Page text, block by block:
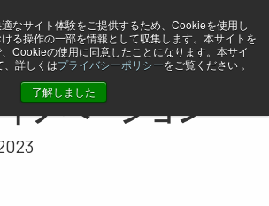
なサイト体験をご提供するため、Cookieを使用し
る操作の一部を情報として収集します。本サイトを
Cookieの使用に同意したことになります。本サイ
、詳しくはプライバシーポリシーをご覧ください 。
了解しました
アイコーポレー
ンビジョン業界
ノベーション